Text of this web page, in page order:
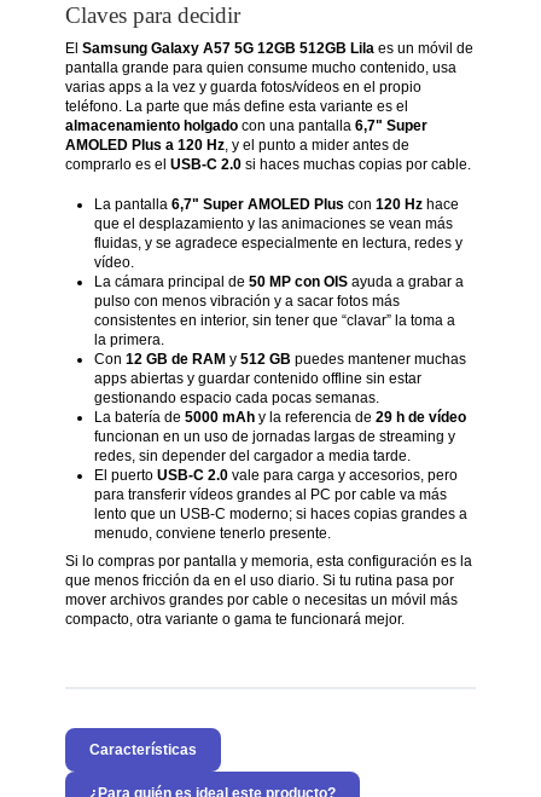
Claves para decidir
El Samsung Galaxy A57 5G 12GB 512GB Lila es un móvil de
pantalla grande para quien consume mucho contenido, usa
varias apps a la vez y guarda fotos/vídeos en el propio
teléfono. La parte que más define esta variante es el
almacenamiento holgadocon una pantalla 6,7" Super
AMOLED Plus a 120 Hz, y el punto a mider antes de
comprarlo es el USB-C 2.0si haces muchas copias por cable.
La pantalla 6,7" Super AMOLED Plus con 120 Hzhace
que el desplazamiento y las animaciones se vean más
fluidas, y se agradece especialmente en lectura, redes y
vídeo.
La cámara principal de 50 MP con OISayuda a grabar a
pulso con menos vibración y a sacar fotos más
consistentes en interior, sin tener que “clavar” la toma a
la primera.
Con 12 GB de RAMy 512 GB puedes mantener muchas
apps abiertas y guardar contenido offline sin estar
gestionando espacio cada pocas semanas.
La batería de 5000 mAhy la referencia de 29 h de vídeo
funcionan en un uso de jornadas largas de streaming y
redes, sin depender del cargador a media tarde.
El puerto USB-C 2.0vale para carga y accesorios, pero
para transferir vídeos grandes al PC por cable va más
lento que un USB-C moderno; si haces copias grandes a
menudo, conviene tenerlo presente.
Si lo compras por pantalla y memoria, esta configuración es la
que menos fricción da en el uso diario. Si tu rutina pasa por
mover archivos grandes por cable o necesitas un móvil más
compacto, otra variante o gama te funcionará mejor.
Características
¿Para quién es ideal este producto?